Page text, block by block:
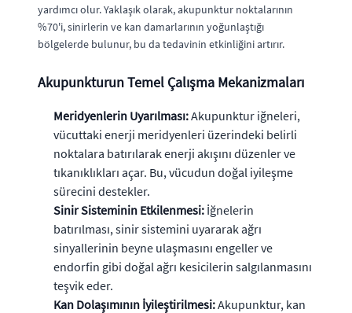
yardımcı olur. Yaklaşık olarak, akupunktur noktalarının
%70'i, sinirlerin ve kan damarlarının yoğunlaştığı
bölgelerde bulunur, bu da tedavinin etkinliğini artırır.
Akupunkturun Temel Çalışma Mekanizmaları
Meridyenlerin Uyarılması:Akupunktur iğneleri,
vücuttaki enerji meridyenleri üzerindeki belirli
noktalara batırılarak enerji akışını düzenler ve
tıkanıklıkları açar. Bu, vücudun doğal iyileşme
sürecini destekler.
Sinir Sisteminin Etkilenmesi: İğnelerin
batırılması, sinir sistemini uyararak ağrı
sinyallerinin beyne ulaşmasını engeller ve
endorfin gibi doğal ağrı kesicilerin salgılanmasını
teşvik eder.
Kan Dolaşımının İyileştirilmesi:Akupunktur, kan